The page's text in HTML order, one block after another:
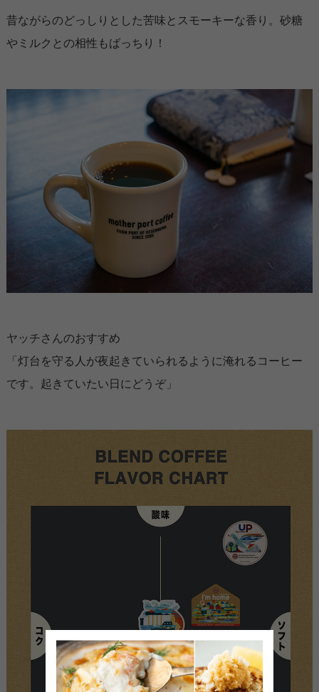
昔ながらのどっしりとした苦味とスモーキーな香り。砂糖
やミルクとの相性もばっちり！
ヤッチさんのおすすめ
「灯台を守る人が夜起きていられるように淹れるコーヒー
です。起きていたい日にどうぞ」